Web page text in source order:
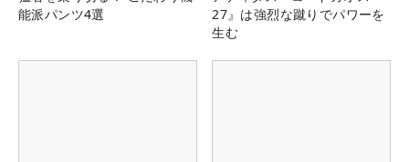
能派パンツ4選
27』は強烈な蹴りでパワーを
生む